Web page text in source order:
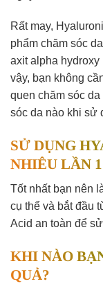
Rất may,
phẩm chăm sóc
axit alpha hydroxy
vậy, bạn không
quen chăm sóc
sóc da nào khi sử
SỬ DỤNG
NHIÊU LẦN
Tốt nhất bạn nên
cụ thể và bắt đầu
Acid an toàn để
KHI NÀO
QUẢ?